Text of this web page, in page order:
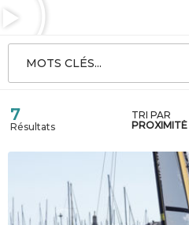
MOTS CLÉS...
7
Résultats
TRI PAR
PROXIMITÉ